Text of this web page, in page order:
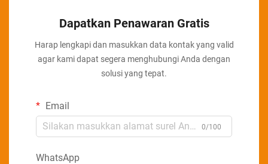
Dapatkan Penawaran Gratis
Harap lengkapi dan masukkan data kontak yang valid
agar kami dapat segera menghubungi Anda dengan
solusi yang tepat.
Email
0/100
WhatsApp